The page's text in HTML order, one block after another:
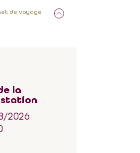
de voyage
la
2026